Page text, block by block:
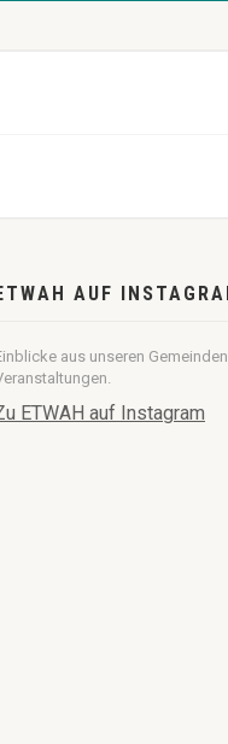
AUF
aus unseren
ETWAH auf Instagram